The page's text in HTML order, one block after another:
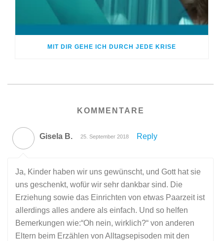
MIT DIR GEHE ICH DURCH JEDE KRISE
KOMMENTARE
Gisela B. 25. September 2018 Reply
Ja, Kinder haben wir uns gewünscht, und Gott hat sie
uns geschenkt, wofür wir sehr dankbar sind. Die
Erziehung sowie das Einrichten von etwas Paarzeit ist
allerdings alles andere als einfach. Und so helfen
Bemerkungen wie:“Oh nein, wirklich?“ von anderen
Eltern beim Erzählen von Alltagsepisoden mit den